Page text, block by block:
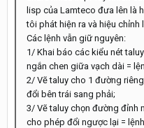
lisp của Lamteco đưa lên là
tôi phát hiện ra và hiệu chỉnh
Các lệnh vẫn giữ nguyên:
1/ Khai báo các kiểu nét
ngắn chen giữa vạch dài =
2/ Vẽ taluy cho 1 đường
đổi bên trái sang phải;
3/ Vẽ taluy chọn đường đỉnh
cho phép đổi ngược lại =